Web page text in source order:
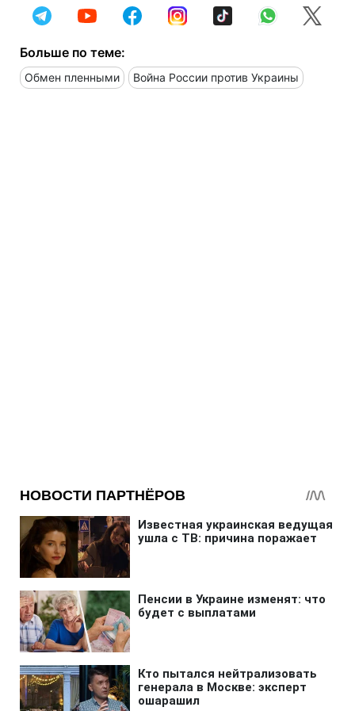
Больше по теме:
Обмен пленными Война России против Украины